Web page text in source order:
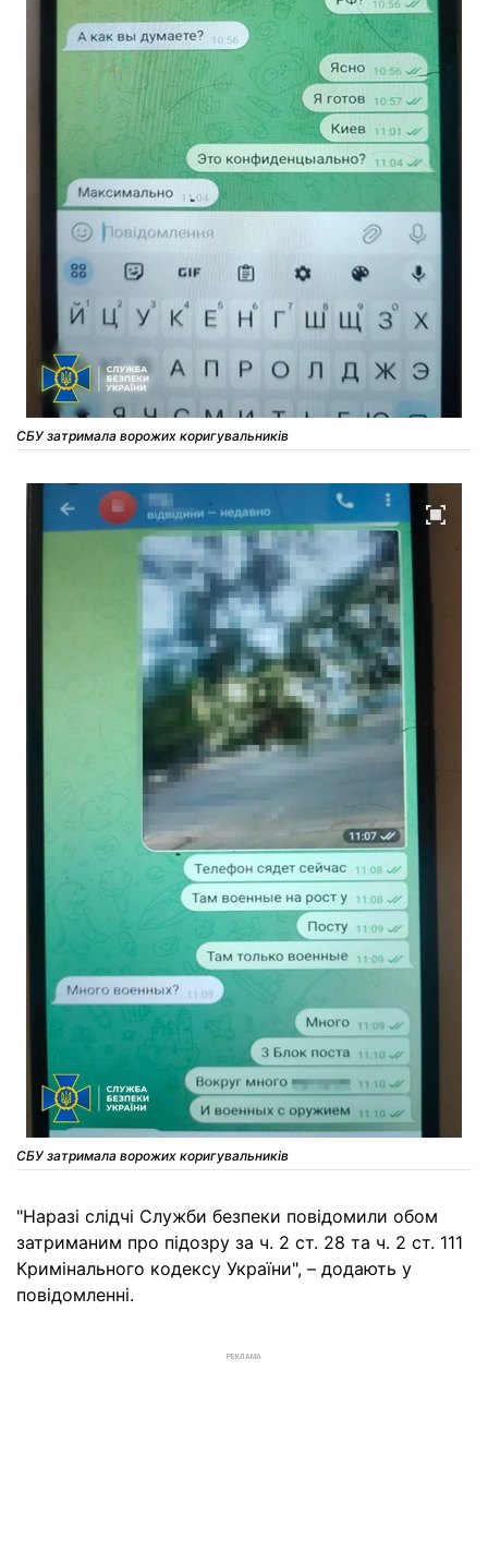
СБУ затримала ворожих коригувальників
СБУ затримала ворожих коригувальників
"Наразі слідчі Служби безпеки повідомили обом
затриманим про підозру за ч. 2 ст. 28 та ч. 2 ст. 111
Кримінального кодексу України", – додають у
повідомленні.
РЕКЛАМА